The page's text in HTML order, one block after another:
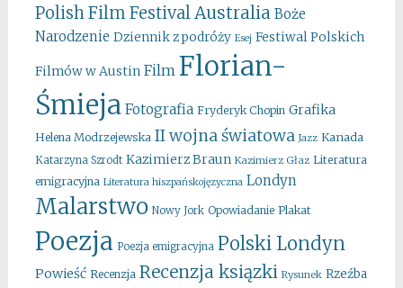
Polish Film FestivalAustralia Boże
Narodzenie Dziennik z podróży Esej Festiwal Polskich
Filmów w Austin Film Florian-
Śmieja Fotografia Fryderyk Chopin Grafika
Helena Modrzejewska II wojna światowa Jazz Kanada
Katarzyna Szrodt Kazimierz Braun Kazimierz Głaz Literatura
emigracyjna Literatura hiszpańskojęzyczna Londyn
Malarstwo Nowy Jork Opowiadanie Plakat
Poezja Poezja emigracyjna Polski Londyn
Powieść Recenzja Recenzja ksiązki Rysunek Rzeźba